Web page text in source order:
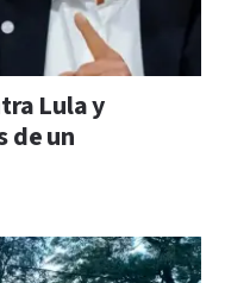
Lula y
de un